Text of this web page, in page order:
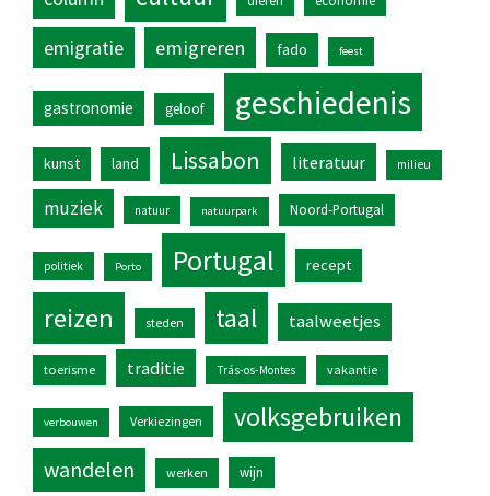
emigratie emigreren fado feest
gastronomie geloof geschiedenis
kunst land Lissabon literatuur milieu
muziek natuur natuurpark Noord-Portugal
politiek Porto Portugal recept
reizen steden taal taalweetjes
toerisme traditie Trás-os-Montes vakantie
verbouwen Verkiezingen volksgebruiken
wandelen werken wijn